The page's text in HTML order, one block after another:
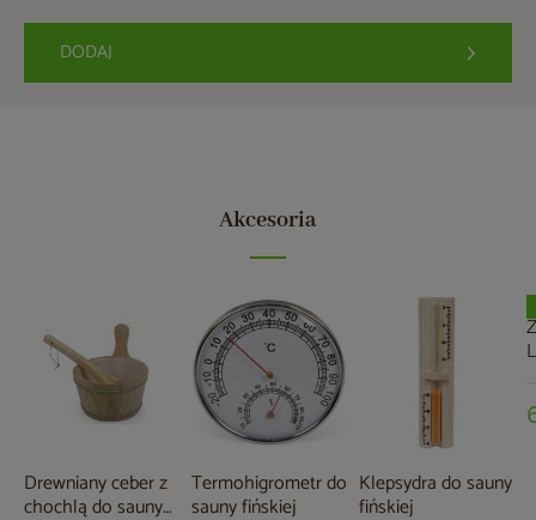
DODAJ
Akcesoria
Drewniany ceber z
chochlą do sauny
Termohigrometr do
sauny fińskiej
Klepsydra do sauny
fińskiej